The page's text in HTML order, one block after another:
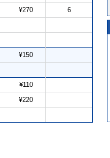
¥270 6
¥150
¥110
¥220